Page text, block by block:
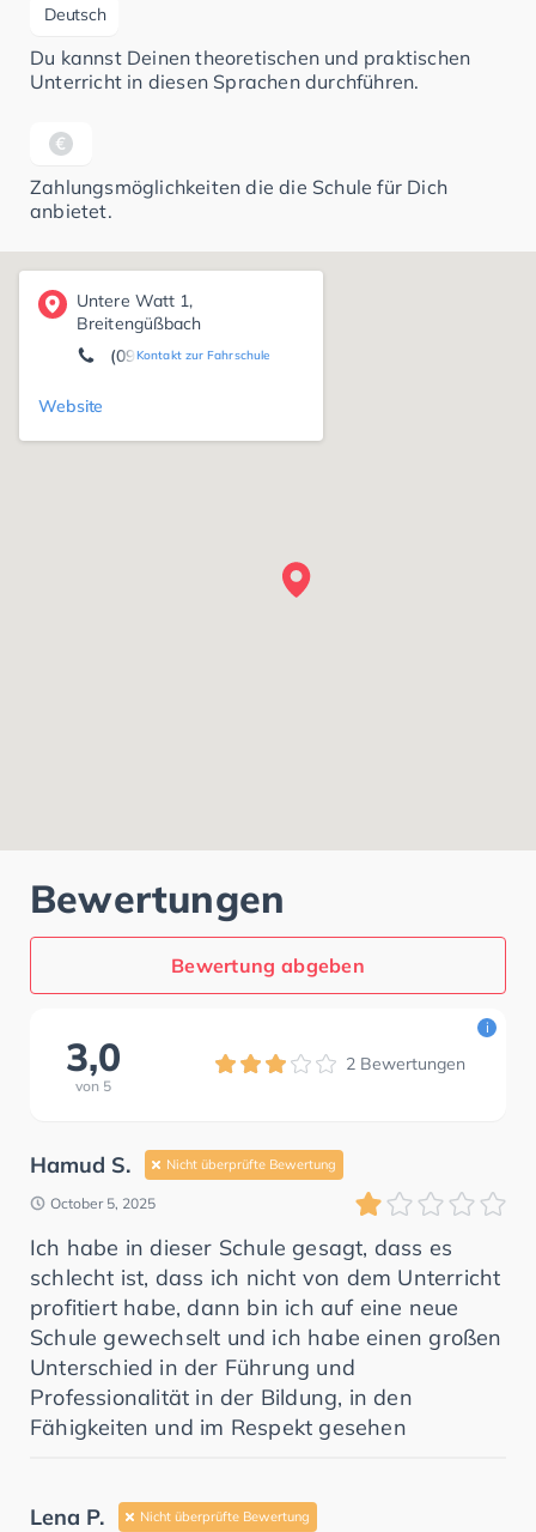
Deutsch
Du kannst Deinen theoretischen und praktischen
Unterricht in diesen Sprachen durchführen.
Zahlungsmöglichkeiten die die Schule für Dich
anbietet.
Untere Watt 1,
Breitengüßbach
Kontakt zur Fahrschule
(09573) 34 03 33
Website
Bewertungen
Bewertung abgeben
3,0
von 5
2 Bewertungen
i
Hamud S. Nicht überprüfte Bewertung
October 5, 2025
Ich habe in dieser Schule gesagt, dass es
schlecht ist, dass ich nicht von dem Unterricht
profitiert habe, dann bin ich auf eine neue
Schule gewechselt und ich habe einen großen
Unterschied in der Führung und
Professionalität in der Bildung, in den
Fähigkeiten und im Respekt gesehen
Lena P. Nicht überprüfte Bewertung